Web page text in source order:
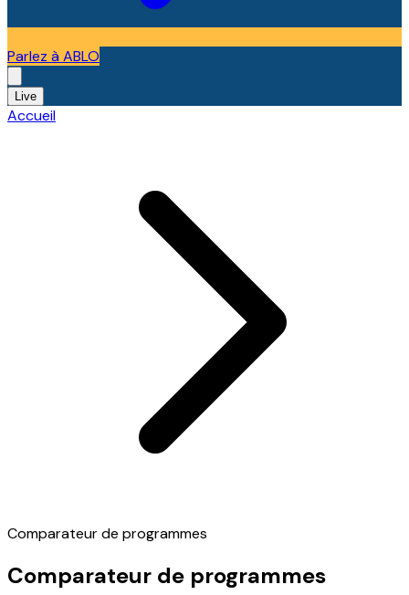
Parlez à ABLO
Live
Accueil
Comparateur de programmes
Comparateur de programmes